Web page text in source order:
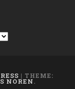
| THEME:
NOREN.